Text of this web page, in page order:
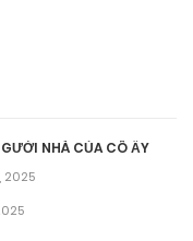
NHÀ CỦA CÔ ẤY
2025